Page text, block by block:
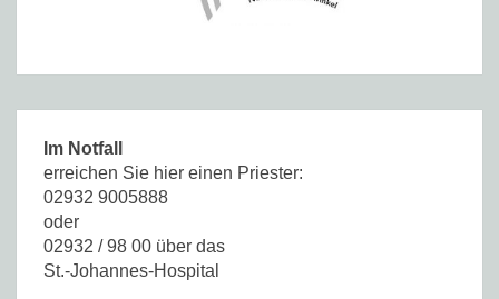
Im Notfall
erreichen Sie hier einen Priester:
02932 9005888
oder
02932 / 98 00 über das
St.-Johannes-Hospital